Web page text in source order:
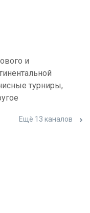
и
турниры,
Ещё 13 каналов